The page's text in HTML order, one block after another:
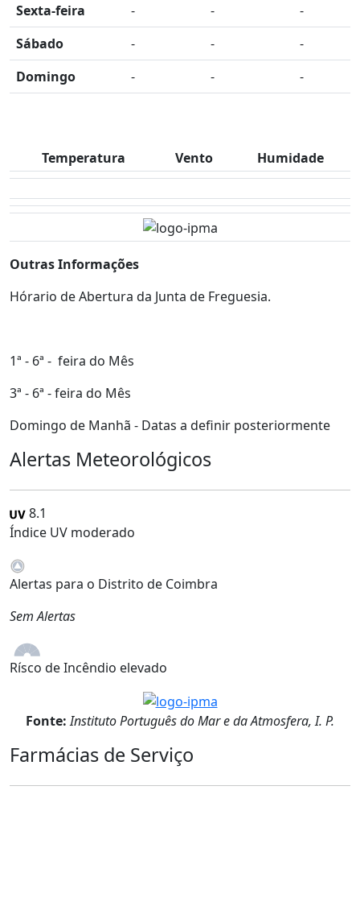
Sexta-feira - -
-
Sábado
- -
-
Domingo
- - -
Temperatura Vento Humidade
Outras Informações
Hórario de Abertura da Junta de Freguesia.
1ª - 6ª - feira do Mês
3ª - 6ª - feira do Mês
Domingo de Manhã - Datas a definir posteriormente
Alertas Meteorológicos
8.1
Índice UV moderado
Alertas para o Distrito de Coimbra
Sem Alertas
Rísco de Incêndio elevado
Fonte: Instituto Português do Mar e da Atmosfera, I. P.
Farmácias de Serviço